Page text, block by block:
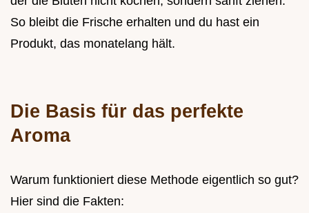
So bleibt die Frische erhalten und du hast ein
Produkt, das monatelang hält.
Die Basis für das perfekte
Aroma
Warum funktioniert diese Methode eigentlich so gut?
Hier sind die Fakten: